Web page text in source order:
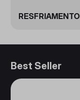
RESFRIAMENTO
Best Seller